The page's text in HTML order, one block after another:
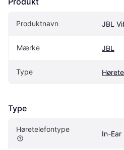
Produktnavn JBL
Mærke JBL
Type
Type
Høretelefontype
In-Ear